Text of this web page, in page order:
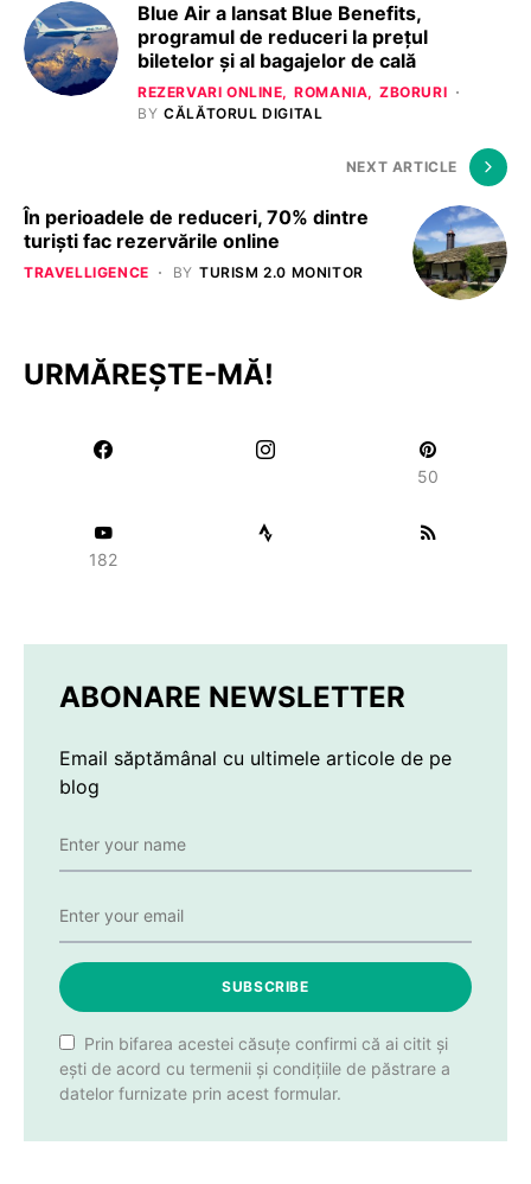
Blue Air a lansat Blue Benefits,
programul de reduceri la prețul
biletelor și al bagajelor de cală
REZERVARI ONLINE ROMANIA
ZBORURI
BY CĂLĂTORUL DIGITAL
NEXT ARTICLE
În perioadele de reduceri, 70% dintre
turiști fac rezervările online
TRAVELLIGENCE BY TURISM 2.0 MONITOR
URMĂREȘTE-MĂ!
50
182
ABONARE NEWSLETTER
Email săptămânal cu ultimele articole de pe
blog
SUBSCRIBE
Prin bifarea acestei căsuțe confirmi că ai citit și
ești de acord cu termenii și condițiile de păstrare a
datelor furnizate prin acest formular.